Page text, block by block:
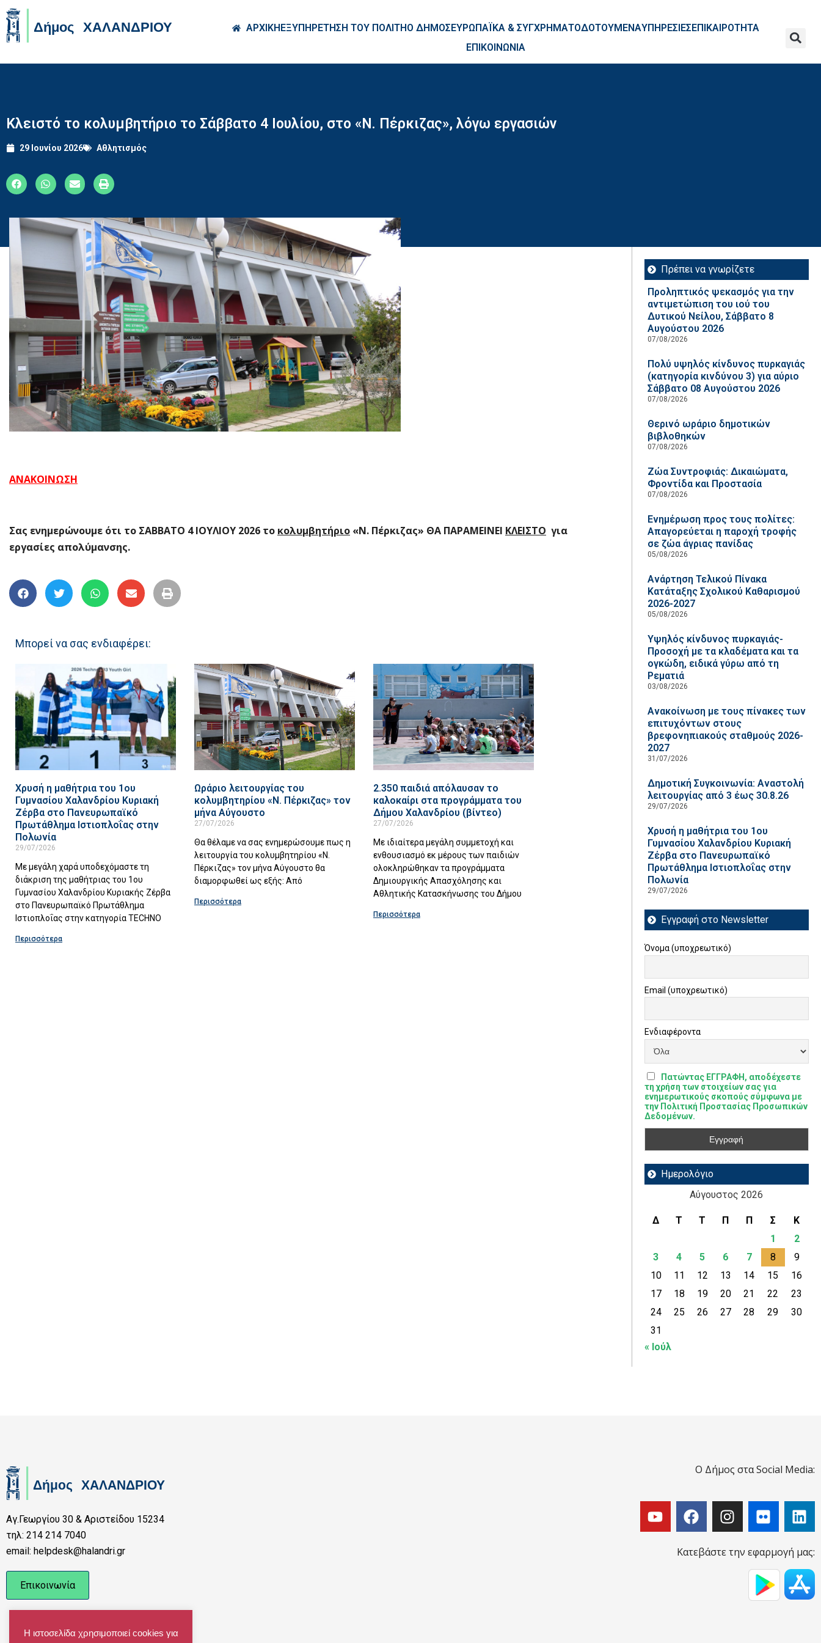
ΑΡΧΙΚΗΕΞΥΠΗΡΕΤΗΣΗ ΤΟΥ ΠΟΛΙΤΗΟ ΔΗΜΟΣΕΥΡΩΠΑΪΚΑ & ΣΥΓΧΡΗΜΑΤΟΔΟΤΟΥΜΕΝΑΥΠΗΡΕΣΙΕΣΕΠΙΚΑΙΡΟΤΗΤΑ
ΕΠΙΚΟΙΝΩΝΙΑ
Κλειστό το κολυμβητήριο το Σάββατο 4 Ιουλίου, στο «Ν. Πέρκιζας», λόγω εργασιών
29 Ιουνίου 2026 Αθλητισμός
ΑΝΑΚΟΙΝΩΣΗ
Σας ενημερώνουμε ότι το ΣΑΒΒΑΤΟ 4 ΙΟΥΛΙΟΥ 2026 το κολυμβητήριο «Ν. Πέρκιζας» ΘΑ ΠΑΡΑΜΕΙΝΕΙ ΚΛΕΙΣΤΟ για
εργασίες απολύμανσης.
Μπορεί να σας ενδιαφέρει:
Χρυσή η μαθήτρια του 1ου
Γυμνασίου Χαλανδρίου Κυριακή
Ζέρβα στο Πανευρωπαϊκό
Πρωτάθλημα Ιστιοπλοΐας στην
Πολωνία
29/07/2026
Με μεγάλη χαρά υποδεχόμαστε τη
διάκριση της μαθήτριας του 1ου
Γυμνασίου Χαλανδρίου Κυριακής Ζέρβα
στο Πανευρωπαϊκό Πρωτάθλημα
Ιστιοπλοΐας στην κατηγορία TECHNO
Περισσότερα
Ωράριο λειτουργίας του
κολυμβητηρίου «Ν. Πέρκιζας» τον
μήνα Αύγουστο
27/07/2026
Θα θέλαμε να σας ενημερώσουμε πως η
λειτουργία του κολυμβητηρίου «Ν.
Πέρκιζας» τον μήνα Αύγουστο θα
διαμορφωθεί ως εξής: Από
Περισσότερα
2.350 παιδιά απόλαυσαν το
καλοκαίρι στα προγράμματα του
Δήμου Χαλανδρίου (βίντεο)
27/07/2026
Με ιδιαίτερα μεγάλη συμμετοχή και
ενθουσιασμό εκ μέρους των παιδιών
ολοκληρώθηκαν τα προγράμματα
Δημιουργικής Απασχόλησης και
Αθλητικής Κατασκήνωσης του Δήμου
Περισσότερα
Πρέπει να γνωρίζετε
Προληπτικός ψεκασμός για την
αντιμετώπιση του ιού του
Δυτικού Νείλου, Σάββατο 8
Αυγούστου 2026
07/08/2026
Πολύ υψηλός κίνδυνος πυρκαγιάς
(κατηγορία κινδύνου 3) για αύριο
Σάββατο 08 Αυγούστου 2026
07/08/2026
Θερινό ωράριο δημοτικών
βιβλοθηκών
07/08/2026
Ζώα Συντροφιάς: Δικαιώματα,
Φροντίδα και Προστασία
07/08/2026
Ενημέρωση προς τους πολίτες:
Απαγορεύεται η παροχή τροφής
σε ζώα άγριας πανίδας
05/08/2026
Ανάρτηση Τελικού Πίνακα
Κατάταξης Σχολικού Καθαρισμού
2026-2027
05/08/2026
Υψηλός κίνδυνος πυρκαγιάς-
Προσοχή με τα κλαδέματα και τα
ογκώδη, ειδικά γύρω από τη
Ρεματιά
03/08/2026
Ανακοίνωση με τους πίνακες των
επιτυχόντων στους
βρεφονηπιακούς σταθμούς 2026-
2027
31/07/2026
Δημοτική Συγκοινωνία: Αναστολή
λειτουργίας από 3 έως 30.8.26
29/07/2026
Χρυσή η μαθήτρια του 1ου
Γυμνασίου Χαλανδρίου Κυριακή
Ζέρβα στο Πανευρωπαϊκό
Πρωτάθλημα Ιστιοπλοΐας στην
Πολωνία
29/07/2026
Εγγραφή στο Newsletter
Όνομα (υποχρεωτικό)
Email (υποχρεωτικό)
Ενδιαφέροντα
Πατώντας ΕΓΓΡΑΦΗ, αποδέχεστε
τη χρήση των στοιχείων σας για
ενημερωτικούς σκοπούς σύμφωνα με
την Πολιτική Προστασίας Προσωπικών
Δεδομένων.
Ημερολόγιο
Αύγουστος 2026
Δ Τ Τ Π Π Σ
Κ
1
2
3
4 5 6 7 8
9
10
11 12 13 14 15
16
17
18 19 20 21 22
23
24
25 26 27 28 29
30
31
« Ιούλ
Αγ.Γεωργίου 30 & Αριστείδου 15234
τηλ: 214 214 7040
email: helpdesk@halandri.gr
Επικοινωνία
Ο Δήμος στα Social Media:
Κατεβάστε την εφαρμογή μας:
Η ιστοσελίδα χρησιμοποιεί cookies για